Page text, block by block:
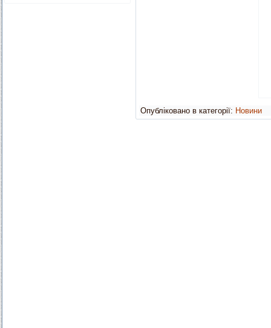
Опубліковано в категорії: Новини